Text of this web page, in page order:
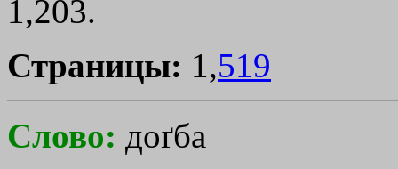
1,203.
Страницы: 1,519
Слово: доґба